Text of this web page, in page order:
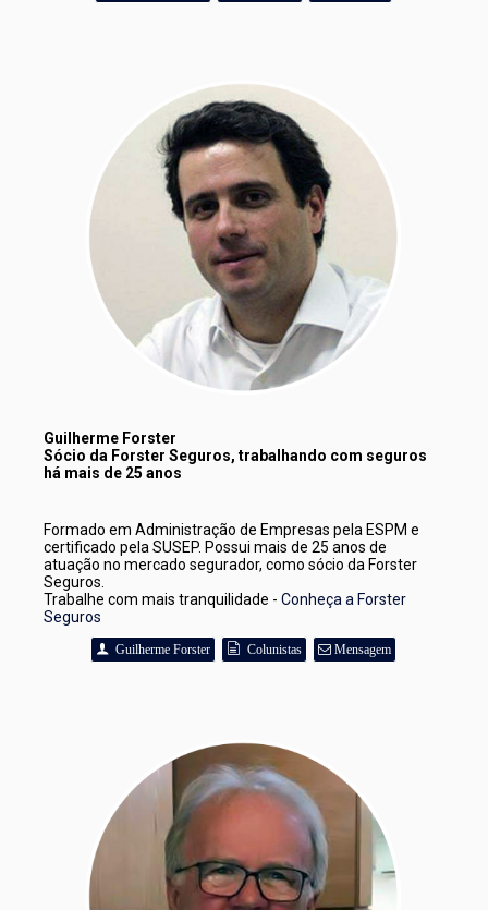
Guilherme Forster
Sócio da Forster Seguros, trabalhando com seguros
há mais de 25 anos
Formado em Administração de Empresas pela ESPM e
certificado pela SUSEP. Possui mais de 25 anos de
atuação no mercado segurador, como sócio da Forster
Seguros.
Trabalhe com mais tranquilidade - Conheça a Forster
Seguros
Guilherme Forster Colunistas Mensagem